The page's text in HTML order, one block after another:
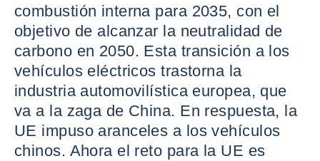
combustión interna para 2035, con el
objetivo de alcanzar la neutralidad de
carbono en 2050. Esta transición a los
vehículos eléctricos trastorna la
industria automovilística europea, que
va a la zaga de China. En respuesta, la
UE impuso aranceles a los vehículos
chinos. Ahora el reto para la UE es